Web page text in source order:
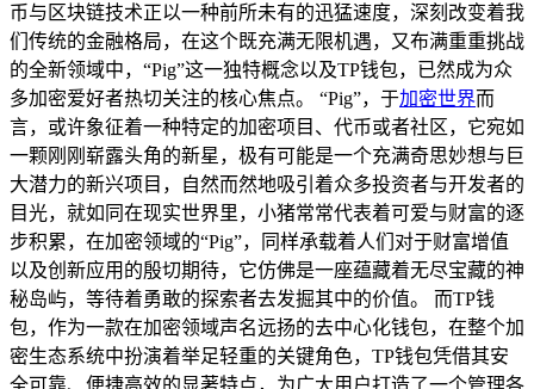
币与区块链技术正以一种前所未有的迅猛速度，深刻改变着我
们传统的金融格局，在这个既充满无限机遇，又布满重重挑战
的全新领域中，“Pig”这一独特概念以及TP钱包，已然成为众
多加密爱好者热切关注的核心焦点。 “Pig”，于加密世界而
言，或许象征着一种特定的加密项目、代币或者社区，它宛如
一颗刚刚崭露头角的新星，极有可能是一个充满奇思妙想与巨
大潜力的新兴项目，自然而然地吸引着众多投资者与开发者的
目光，就如同在现实世界里，小猪常常代表着可爱与财富的逐
步积累，在加密领域的“Pig”，同样承载着人们对于财富增值
以及创新应用的殷切期待，它仿佛是一座蕴藏着无尽宝藏的神
秘岛屿，等待着勇敢的探索者去发掘其中的价值。 而TP钱
包，作为一款在加密领域声名远扬的去中心化钱包，在整个加
密生态系统中扮演着举足轻重的关键角色，TP钱包凭借其安
全可靠、便捷高效的显著特点，为广大用户打造了一个管理各